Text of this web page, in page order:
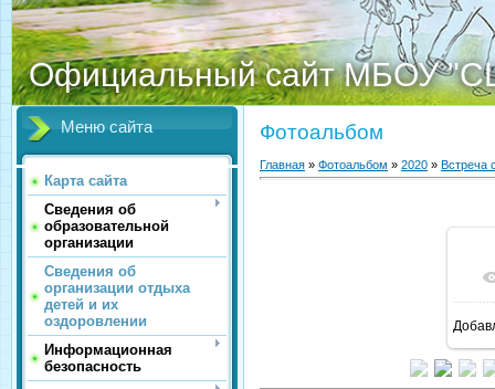
Официальный сайт МБОУ
Меню сайта
Карта сайта
Сведения об
образовательной
организации
Сведения об
организации отдыха
детей и их
оздоровлении
Информационная
безопасность
Фотоальбом
Главная » Фотоальбом » 2020 » Встреча